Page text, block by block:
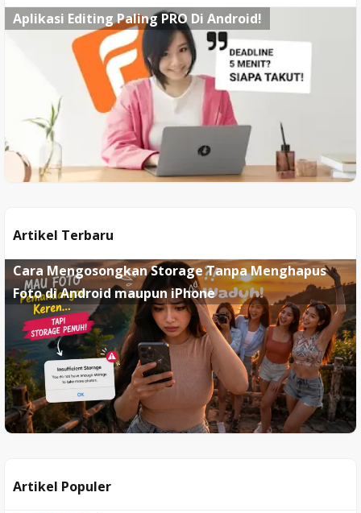
Aplikasi Editing Paling PRO Di Android!
Artikel Terbaru
Cara Mengosongkan Storage Tanpa Menghapus
Foto di Android maupun iPhone
Artikel Populer